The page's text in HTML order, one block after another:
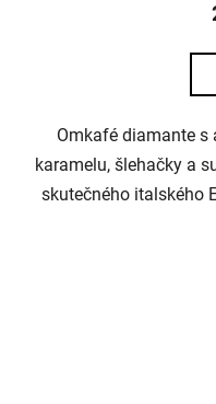
Omkafé diamante s
karamelu, šlehačky a
skutečného italského